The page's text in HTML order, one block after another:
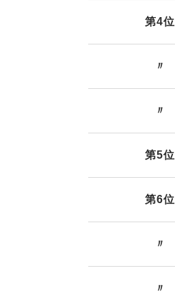
第4位
〃
〃
第5位
第6位
〃
〃